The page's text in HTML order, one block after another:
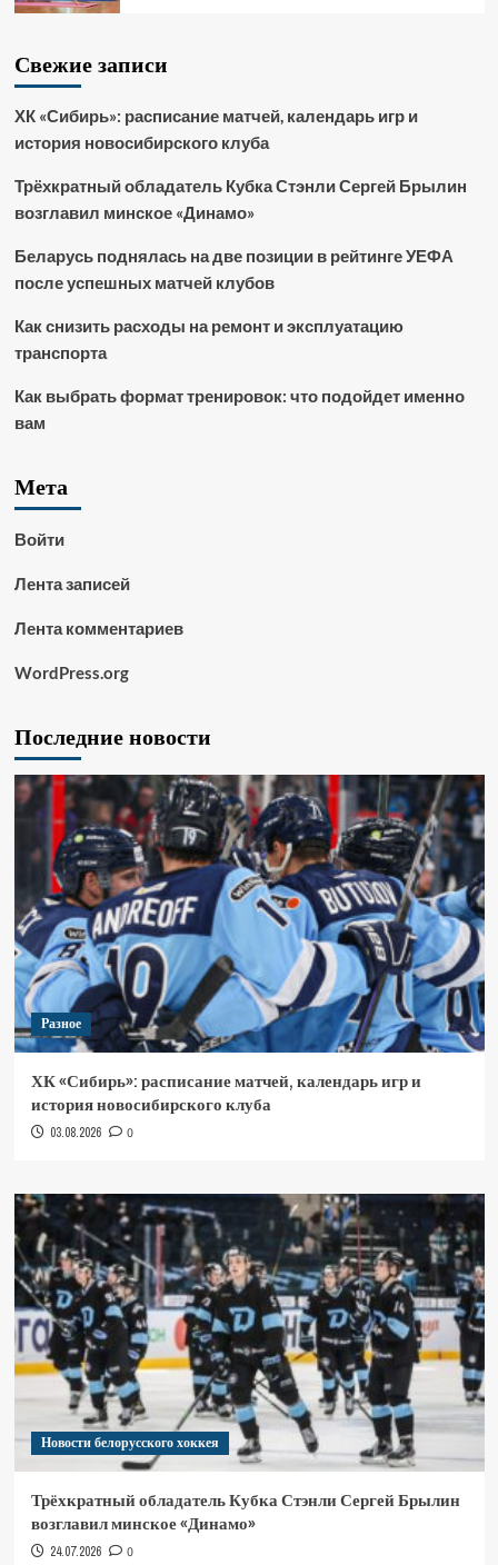
Свежие записи
ХК «Сибирь»: расписание матчей, календарь игр и
история новосибирского клуба
Трёхкратный обладатель Кубка Стэнли Сергей Брылин
возглавил минское «Динамо»
Беларусь поднялась на две позиции в рейтинге УЕФА
после успешных матчей клубов
Как снизить расходы на ремонт и эксплуатацию
транспорта
Как выбрать формат тренировок: что подойдет именно
вам
Мета
Войти
Лента записей
Лента комментариев
WordPress.org
Последние новости
Разное
ХК «Сибирь»: расписание матчей, календарь игр и
история новосибирского клуба
03.08.2026 0
Новости белорусского хоккея
Трёхкратный обладатель Кубка Стэнли Сергей Брылин
возглавил минское «Динамо»
24.07.2026 0